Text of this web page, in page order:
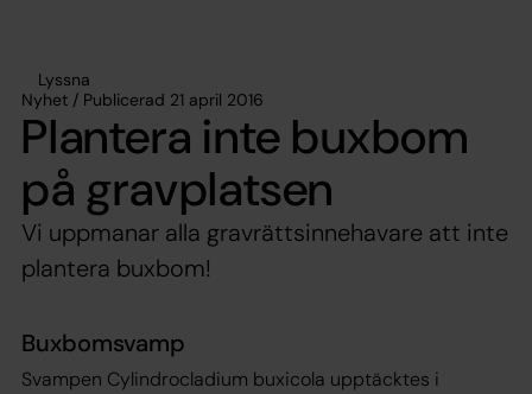
Lyssna
Nyhet / Publicerad 21 april 2016
Plantera inte buxbom
på gravplatsen
Vi uppmanar alla gravrättsinnehavare att inte
plantera buxbom!
Buxbomsvamp
Svampen Cylindrocladium buxicola upptäcktes i